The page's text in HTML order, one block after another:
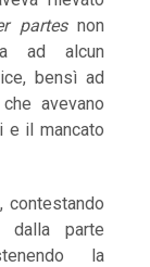
partes non
ad alcun
bensì ad
avevano
e il mancato
contestando
dalla parte
la